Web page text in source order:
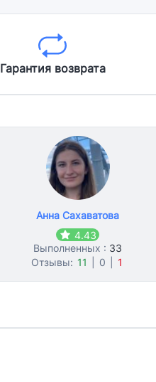
Гарантия возврата
Анна Сахаватова
4.43
Выполненных : 33
Отзывы: 11 0 1